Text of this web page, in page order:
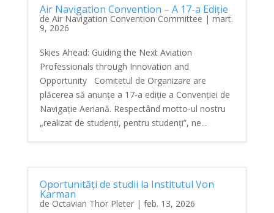
Air Navigation Convention – A 17-a Ediție
de Air Navigation Convention Committee | mart.
9, 2026
Skies Ahead: Guiding the Next Aviation
Professionals through Innovation and
Opportunity Comitetul de Organizare are
plăcerea să anunțe a 17-a ediție a Convenției de
Navigație Aeriană. Respectând motto-ul nostru
„realizat de studenți, pentru studenți”, ne...
Oportunități de studii la Institutul Von
Karman
de Octavian Thor Pleter| feb. 13, 2026